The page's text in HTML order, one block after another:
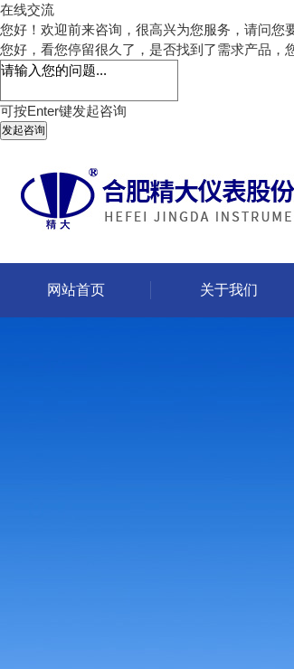
在线交流
您好！欢迎前来咨询，很高兴为您服务，请问您
您好，看您停留很久了，是否找到了需求产品，
可按Enter键发起咨询
发起咨询
网站首页 关于我们